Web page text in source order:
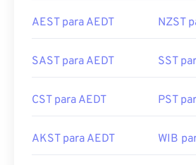
AEST para AEDT NZST
SAST para AEDT SST
CST para AEDT PST
AKST para AEDT WIB